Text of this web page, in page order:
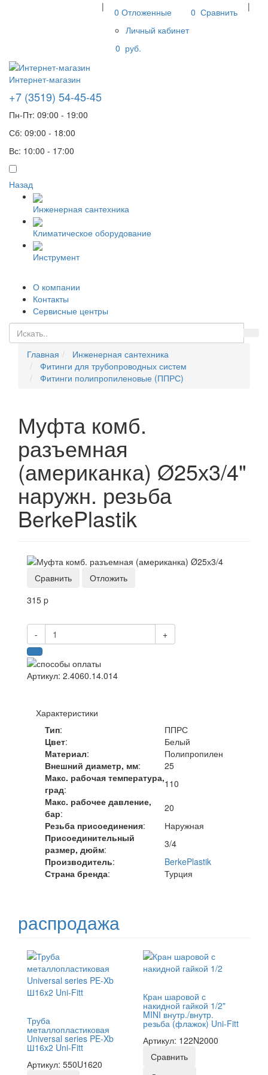
| 0 Отложенные 0 Сравнить
|
Личный кабинет
0 руб.
Интернет-магазин
+7 (3519) 54-45-45
Пн-Пт: 09:00 - 19:00
Сб: 09:00 - 18:00
Вс: 10:00 - 17:00
Назад
Инженерная сантехника
Климатическое оборудование
Инструмент
О компании
Контакты
Сервисные центры
Главная
Инженерная сантехника
Фитинги для трубопроводных систем
Фитинги полипропиленовые (ППРС)
Муфта комб.
разъемная
(американка) Ø25х3/4"
наружн. резьба
BerkePlastik
Сравнить
Отложить
315 p
- +
Артикул: 2.4060.14.014
Характеристики
Тип:
ППРС
Цвет:
Белый
Материал:
Полипропилен
Внешний диаметр, мм:
25
Макс. рабочая температура,
град:
110
Макс. рабочее давление,
бар:
20
Резьба присоединения:
Наружная
Присоединительный
размер, дюйм:
3/4
Производитель:
BerkePlastik
Страна бренда: Турция
распродажа
Труба
металлопластиковая
Universal series PE-Xb
Ш16x2 Uni-Fitt
Артикул: 550U1620
Кран шаровой с
накидной гайкой 1/2"
MINI внутр./внутр.
резьба (флажок) Uni-Fitt
Артикул: 122N2000
Сравнить